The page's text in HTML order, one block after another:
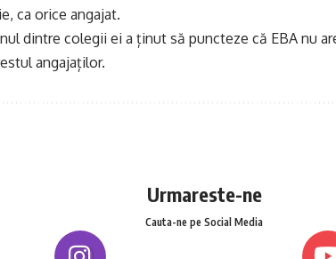
ca orice angajat.
dintre colegii ei a ținut să puncteze că EBA nu
angajaților.
Urmareste-ne
Cauta-ne pe Social Media